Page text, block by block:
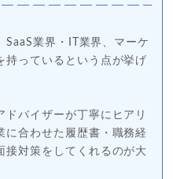
業界・IT業界、マーケ
持っているという点が挙げ
バイザーが丁寧にヒアリ
に合わせた履歴書・職務経
接対策をしてくれるのが大